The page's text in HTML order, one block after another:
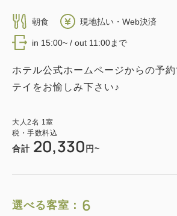
朝食 現地払い・Web決済
in 15:00~ / out 11:00まで
ホテル公式ホームページからの予
テイをお愉しみ下さい♪
大人2名 1室
税・手数料込
合計 20,330 円~
選べる客室： 6